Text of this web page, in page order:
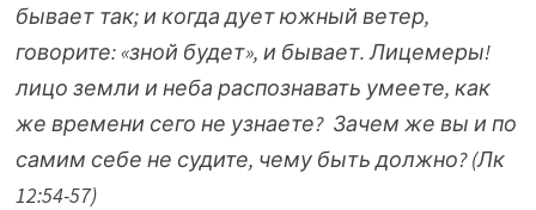
бывает так; и когда дует южный ветер,
говорите: «зной будет», и бывает. Лицемеры!
лицо земли и неба распознавать умеете, как
же времени сего не узнаете? Зачем же вы и по
самим себе не судите, чему быть должно? (Лк
12:54-57)